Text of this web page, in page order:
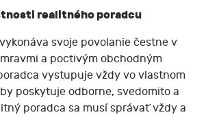
realitného poradcu
svoje povolanie čestne v
a poctivým obchodným
vystupuje vždy vo vlastnom
poskytuje odborne, svedomito a
poradca sa musí správať vždy a